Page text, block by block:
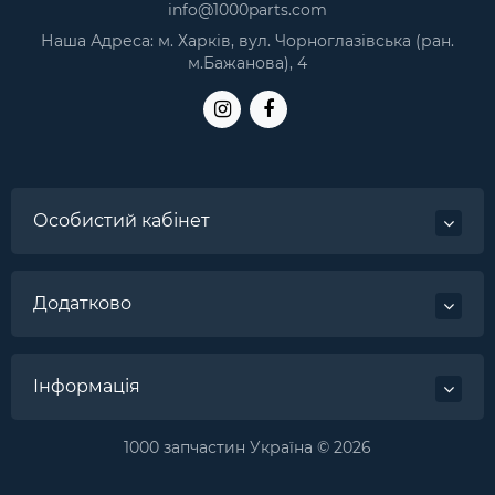
info@1000parts.com
Наша Адреса: м. Харків, вул. Чорноглазівська (ран.
м.Бажанова), 4
Особистий кабінет
Додатково
Інформація
1000 запчастин Україна © 2026